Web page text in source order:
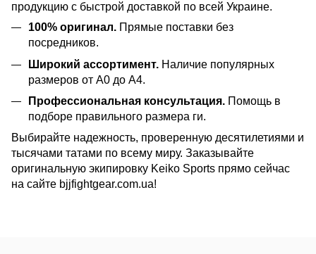
продукцию с быстрой доставкой по всей Украине.
100% оригинал. Прямые поставки без
посредников.
Широкий ассортимент. Наличие популярных
размеров от A0 до A4.
Профессиональная консультация. Помощь в
подборе правильного размера ги.
Выбирайте надежность, проверенную десятилетиями и
тысячами татами по всему миру. Заказывайте
оригинальную экипировку Keiko Sports прямо сейчас
на сайте bjjfightgear.com.ua!